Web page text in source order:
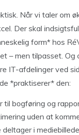
Når vi taler om
Der skal
form* hos
– men tilpasset. Og
IT-afdelinger ved
*praktiserer* den:
til bogføring og
uden at
i